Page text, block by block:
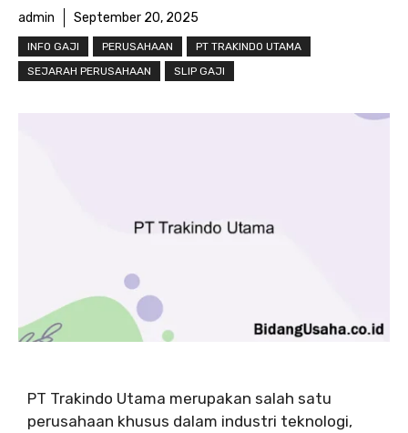
admin September 20, 2025
INFO GAJI PERUSAHAAN
PT TRAKINDO UTAMA
SEJARAH PERUSAHAAN
SLIP GAJI
PT Trakindo Utama merupakan salah satu
perusahaan khusus dalam industri teknologi,